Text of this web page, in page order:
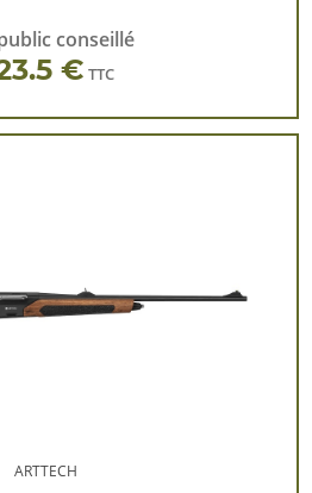
conseillé
€ TTC
ARTTECH